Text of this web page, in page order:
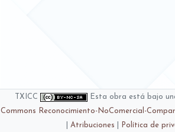
TXICC Esta obra está bajo
Commons Reconocimiento-NoComercial-
Atribuciones Política de